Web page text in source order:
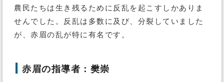
農民たちは生き残るために反乱を起こすしかありま
せんでした。反乱は多数に及び、分裂していました
が、赤眉の乱が特に有名です。
赤眉の指導者：樊崇